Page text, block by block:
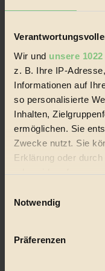
Wir und unsere
z. B. Ihre IP-
Informationen auf
so personalisierte
Inhalten,
ermöglichen. Sie
Zwecke nutzt. Sie
Erklärung oder
oder widerrufen
Wenn Sie es
Ihr Gerät
Notwendig
Präferenzen
Coverstory
GROSSER
seine Bewegungen
Außerdem im Heft
RISKANT: Wenn
GEMEINER: